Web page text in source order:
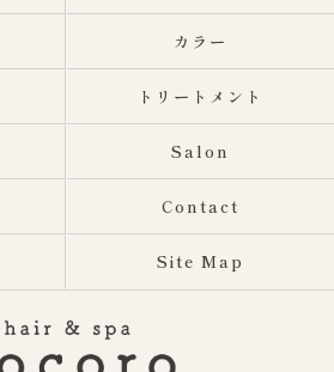
カラー
トリートメント
Salon
Contact
Site Map